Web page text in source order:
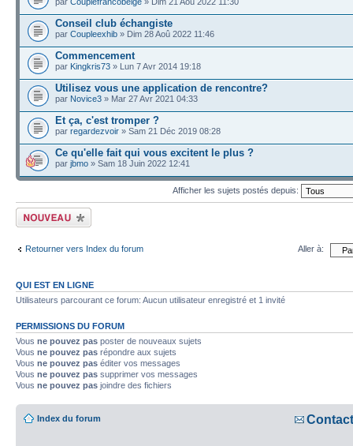
Conseil club échangiste
par Coupleexhib » Dim 28 Aoû 2022 11:46
Commencement
par Kingkris73 » Lun 7 Avr 2014 19:18
Utilisez vous une application de rencontre?
par Novice3 » Mar 27 Avr 2021 04:33
Et ça, c'est tromper ?
par regardezvoir » Sam 21 Déc 2019 08:28
Ce qu'elle fait qui vous excitent le plus ?
par jbmo » Sam 18 Juin 2022 12:41
Afficher les sujets postés depuis:
Écrire un nouveau
sujet
Retourner vers Index du forum Aller à:
QUI EST EN LIGNE
Utilisateurs parcourant ce forum: Aucun utilisateur enregistré et 1 invité
PERMISSIONS DU FORUM
Vous ne pouvez pas poster de nouveaux sujets
Vous ne pouvez pas répondre aux sujets
Vous ne pouvez pas éditer vos messages
Vous ne pouvez pas supprimer vos messages
Vous ne pouvez pas joindre des fichiers
Index du forum Contact